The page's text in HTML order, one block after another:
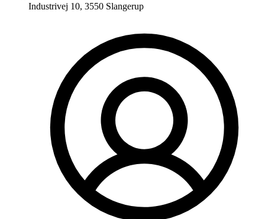
Industrivej 10, 3550 Slangerup